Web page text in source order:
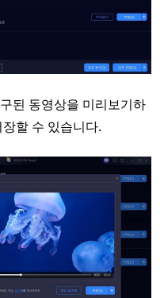
된 동영상을 미리보기하
할 수 있습니다.